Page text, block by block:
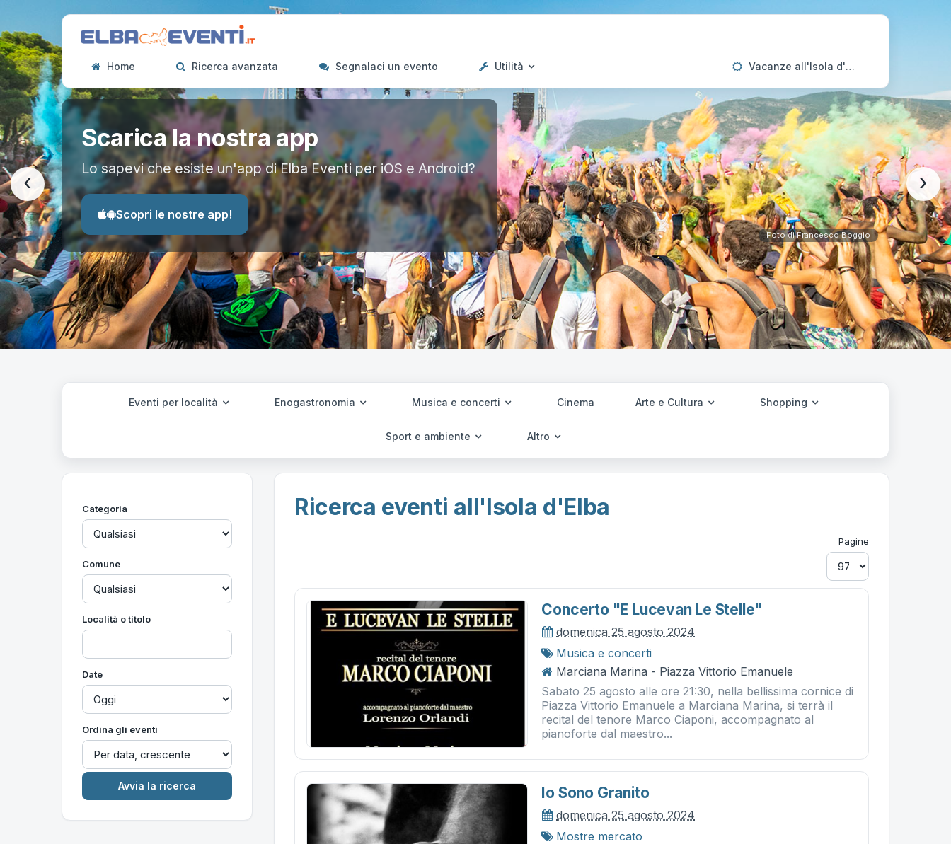
Home Ricerca avanzata Segnalaci un evento Utilità Vacanze all'Isola d'Elba
Scarica la nostra app
Lo sapevi che esiste un'app di Elba Eventi per iOS e Android?
Scopri le nostre app!
Foto di Francesco Boggio
‹ ›
Eventi per località Enogastronomia Musica e concerti Cinema Arte e Cultura Shopping
Sport e ambiente Altro
Categoria
Comune
Località o titolo
Date
Ordina gli eventi
Ricerca eventi all'Isola d'Elba
Pagine
Concerto "e Lucevan Le Stelle"
domenica 25 agosto 2024
Musica e concerti
Marciana Marina - Piazza Vittorio Emanuele
Sabato 25 agosto alle ore 21:30, nella bellissima cornice di
Piazza Vittorio Emanuele a Marciana Marina, si terrà il
recital del tenore Marco Ciaponi, accompagnato al
pianoforte dal maestro...
Io Sono Granito
domenica 25 agosto 2024
Mostre mercato